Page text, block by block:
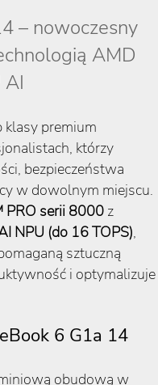
– nowoczesny
AMD
premium
którzy
bezpieczeństwa
w dowolnym miejscu.
serii 8000 z
NPU (do 16 TOPS),
sztuczną
i optymalizuje
6 G1a 14
obudową w